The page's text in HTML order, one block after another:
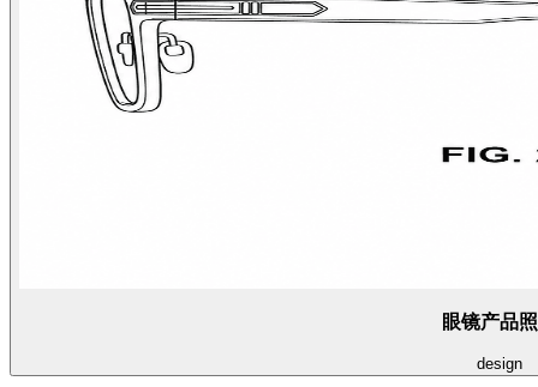
眼镜产品
design